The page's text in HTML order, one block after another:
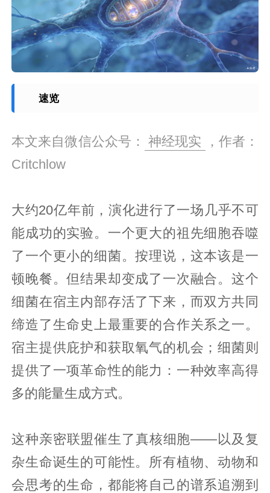
速览
本文来自微信公众号： 神经现实
，作者：
Critchlow
大约20亿年前，演化进行了一场几乎不可
能成功的实验。一个更大的祖先细胞吞噬
了一个更小的细菌。按理说，这本该是一
顿晚餐。但结果却变成了一次融合。这个
细菌在宿主内部存活了下来，而双方共同
缔造了生命史上最重要的合作关系之一。
宿主提供庇护和获取氧气的机会；细菌则
提供了一项革命性的能力：一种效率高得
多的能量生成方式。
这种亲密联盟催生了真核细胞——以及复
杂生命诞生的可能性。所有植物、动物和
会思考的生命，都能将自己的谱系追溯到